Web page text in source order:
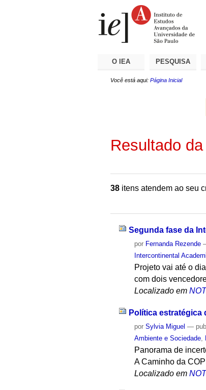
O IEA PESQUISA
Você está aqui: Página Inicial
Resultado
38 itens atendem ao seu
Segunda fase da
por Fernanda Rezende
Intercontinental
Projeto vai até o
com dois
Localizado em
Política estratégica
porSylvia Miguel —
Ambiente e Sociedade
Panorama de
A Caminho da
Localizado em